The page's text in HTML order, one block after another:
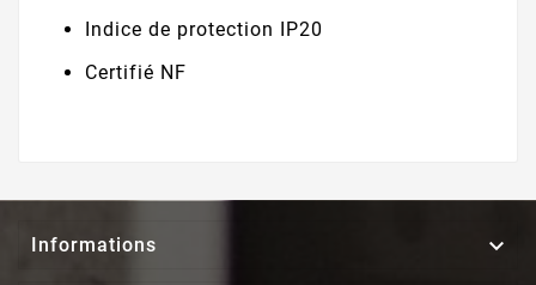
Indice de protection IP20
Certifié NF
Informations 